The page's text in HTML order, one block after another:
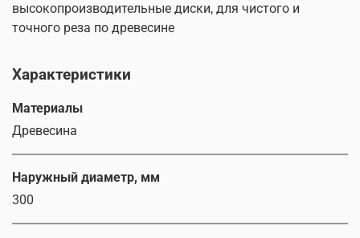
высокопроизводительные диски, для чистого и
точного реза по древесине
Характеристики
Материалы
Древесина
Наружный диаметр, мм
300